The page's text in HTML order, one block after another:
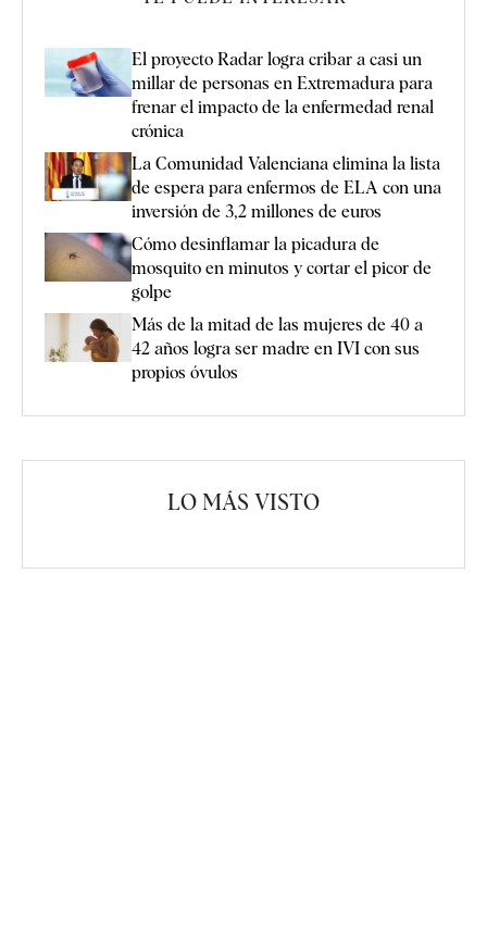
El proyecto Radar logra cribar a casi un
millar de personas en Extremadura para
frenar el impacto de la enfermedad renal
crónica
La Comunidad Valenciana elimina la lista
de espera para enfermos de ELA con una
inversión de 3,2 millones de euros
Cómo desinflamar la picadura de
mosquito en minutos y cortar el picor de
golpe
Más de la mitad de las mujeres de 40 a
42 años logra ser madre en IVI con sus
propios óvulos
LO MÁS VISTO